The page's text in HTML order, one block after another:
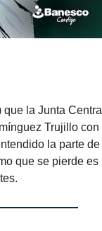
la Junta Central
Trujillo con
la parte de
que se pierde es